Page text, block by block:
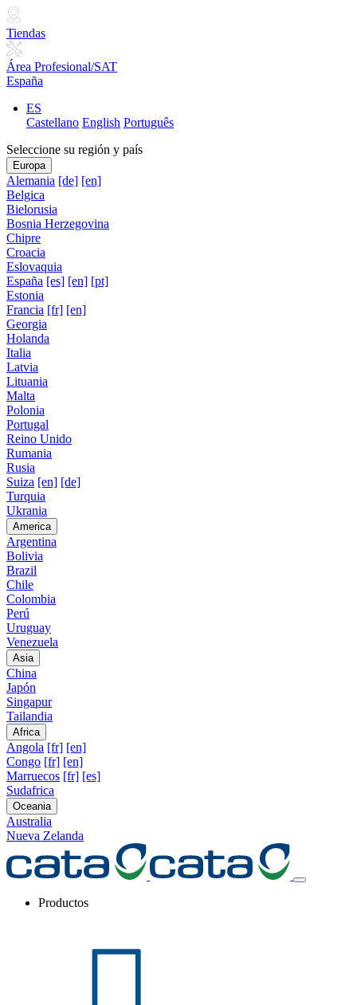
Tiendas
Área Profesional/SAT
España
ES
Castellano English Português
Seleccione su región y país
Europa
Alemania [de] [en]
Belgica
Bielorusia
Bosnia Herzegovina
Chipre
Croacia
Eslovaquia
España [es] [en] [pt]
Estonia
Francia [fr] [en]
Georgia
Holanda
Italia
Latvia
Lituania
Malta
Polonia
Portugal
Reino Unido
Rumania
Rusia
Suiza [en] [de]
Turquia
Ukrania
America
Argentina
Bolivia
Brazil
Chile
Colombia
Perú
Uruguay
Venezuela
Asia
China
Japón
Singapur
Tailandia
Africa
Angola [fr] [en]
Congo [fr] [en]
Marruecos [fr] [es]
Sudafrica
Oceania
Australia
Nueva Zelanda
Productos